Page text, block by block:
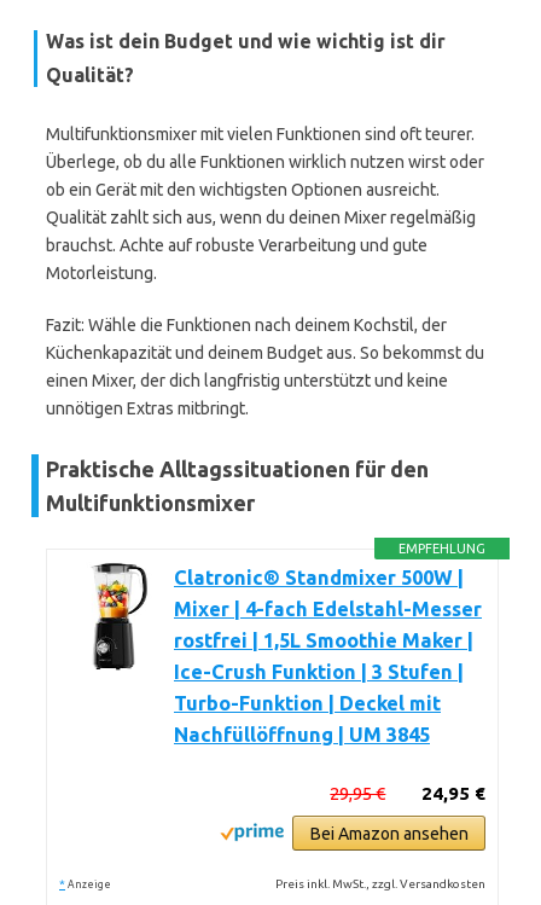
Was ist dein Budget und wie wichtig ist dir
Qualität?
Multifunktionsmixer mit vielen Funktionen sind oft teurer.
Überlege, ob du alle Funktionen wirklich nutzen wirst oder
ob ein Gerät mit den wichtigsten Optionen ausreicht.
Qualität zahlt sich aus, wenn du deinen Mixer regelmäßig
brauchst. Achte auf robuste Verarbeitung und gute
Motorleistung.
Fazit: Wähle die Funktionen nach deinem Kochstil, der
Küchenkapazität und deinem Budget aus. So bekommst du
einen Mixer, der dich langfristig unterstützt und keine
unnötigen Extras mitbringt.
Praktische Alltagssituationen für den
Multifunktionsmixer
EMPFEHLUNG
Clatronic® Standmixer 500W |
Mixer | 4-fach Edelstahl-Messer
rostfrei | 1,5L Smoothie Maker |
Ice-Crush Funktion | 3 Stufen |
Turbo-Funktion | Deckel mit
Nachfüllöffnung | UM 3845
24,95 €
29,95 €
Bei Amazon ansehen
* Anzeige Preis inkl. MwSt., zzgl. Versandkosten